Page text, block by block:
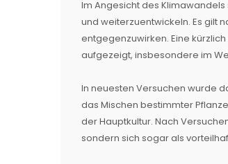
Im Angesicht des
und weiterzuentwickeln. Es gilt
entgegenzuwirken. Eine
aufgezeigt, insbesondere im
In neuesten Versuchen wurde
das Mischen bestimmter
der Hauptkultur. Nach
sondern sich sogar als